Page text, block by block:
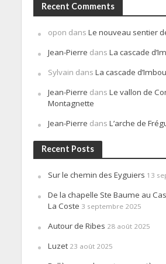
Recent Comments
opon dans Le nouveau sentier
Jean-Pierre dans La cascade
Sylvain dans La cascade
Jean-Pierre dans Le vallon de
Montagnette
Jean-Pierre dans L’arche de
Recent Posts
Sur le chemin des Eyguiers 13
De la chapelle Ste Baume au
La Coste 3 septembre 2025
Autour de Ribes 28 août 2025
Luzet 23 août 2025